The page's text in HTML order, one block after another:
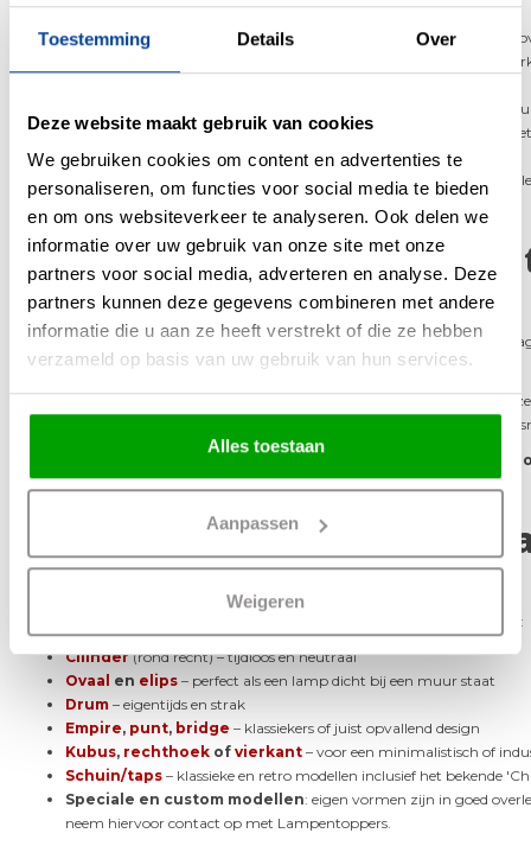
Toestemming Details Over
Deze website maakt gebruik van cookies
We gebruiken cookies om content en advertenties te
personaliseren, om functies voor social media te bieden
en om ons websiteverkeer te analyseren. Ook delen we
informatie over uw gebruik van onze site met onze
partners voor social media, adverteren en analyse. Deze
partners kunnen deze gegevens combineren met andere
informatie die u aan ze heeft verstrekt of die ze hebben
verzameld op basis van uw gebruik van hun services.
Alles toestaan
Aanpassen
Weigeren
Specifieke modellen en afmetingen
: van cilindervormig tot
bridge en custom modellen. Bij standaard winkels ben je vaak
: kies uit katoen, linnen, zijde, brandwerende stoffen of
Duurzaamheid: ambachtelijk handgemaakte lampenkappen
mee dan Chinese massaproductie-varianten.
Stijl en sfeer
: een op maat gemaakte lampenkap kan de sfeer
Hoe een lampenkap op
Praktische tips
Vergelijk aanbiedingen online voor de beste prijs-kwaliteitverhouding.
montage en type fitting.
Weet je het niet zeker? Stuur een foto van de lampvoet en de lampenkap
vorm en materiaal. Een aantal webshops hebben een chat -lijn waarop je
investeer liever in kwaliteit, want
jarenlang plezier en besparen je op termijn miskopen.
Welke modellen zijn
opties mogelijk
Vrijwel alle denkbare vormen zijn als lampenkap op maat leverbaar, zoals:
Cilinder (rond recht) – tijdloos en neutraal
Ovaal en elips – perfect als een lamp dicht bij een muur staat
Drum – eigentijds en strak
Empire, punt, bridge – klassiekers of juist opvallend design
Kubus, rechthoek of vierkant – voor een minimalistisch of
Schuin/taps – klassieke en retro modellen inclusief het bekende
Speciale en custom modellen: eigen vormen zijn in goed
neem hiervoor contact op met Lampentoppers.